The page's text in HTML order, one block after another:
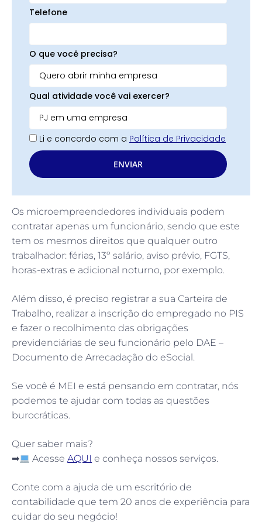
Telefone
O que você precisa?
Qual atividade você vai exercer?
Li e concordo com a Política de Privacidade
ENVIAR
Os microempreendedores individuais podem
contratar apenas um funcionário, sendo que este
tem os mesmos direitos que qualquer outro
trabalhador: férias, 13º salário, aviso prévio, FGTS,
horas-extras e adicional noturno, por exemplo.
Além disso, é preciso registrar a sua Carteira de
Trabalho, realizar a inscrição do empregado no PIS
e fazer o recolhimento das obrigações
previdenciárias de seu funcionário pelo DAE –
Documento de Arrecadação do eSocial.
Se você é MEI e está pensando em contratar, nós
podemos te ajudar com todas as questões
burocráticas.
Quer saber mais?
➡
AcesseAQUI e conheça nossos serviços.
Conte com a ajuda de um escritório de
contabilidade que tem 20 anos de experiência para
cuidar do seu negócio!